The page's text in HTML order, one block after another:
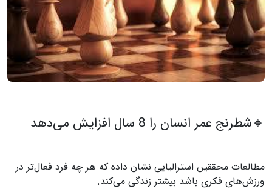
🔹شطرنج عمر انسان را 8 سال افزایش می‌دهد
مطالعات محققین استرالیایی نشان داده که هر چه فرد فعال‌تر در
ورزش‌های فکری باشد بیشتر زندگی می‌کند.